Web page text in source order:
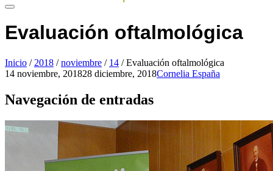
Evaluación oftalmológica
Inicio / 2018 / noviembre / 14 / Evaluación oftalmológica
14 noviembre, 201828 diciembre, 2018Cornelia España
Navegación de entradas